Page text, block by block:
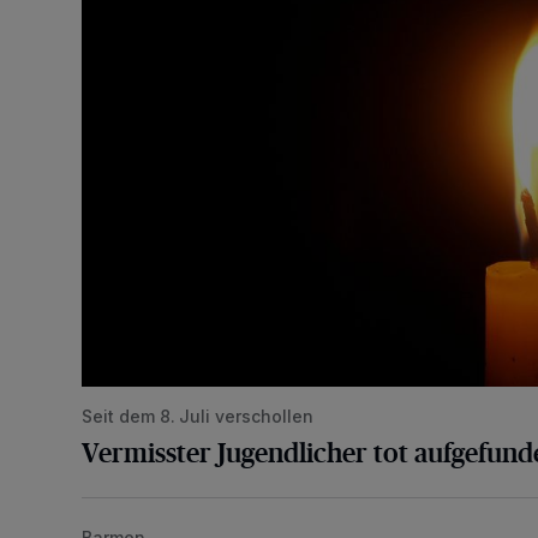
Seit dem 8. Juli verschollen
Vermisster Jugendlicher tot